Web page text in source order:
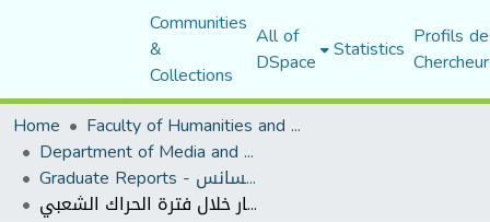
Communities
&
Collections
All of
DSpace Statistics Profils
Home
Faculty of Humanities and Social Sciences
Department of Media and Communication Studies
Graduate Reports - تقارير الليسانس
دور الصحافة المكتوبة في نشر التعصب بين الشباب - دراسة استطلاعية لعينة من طلبة قسم علوم الاعلام والاتصال حول دور جريدة النهار خلال فترة الحراك الشعبي